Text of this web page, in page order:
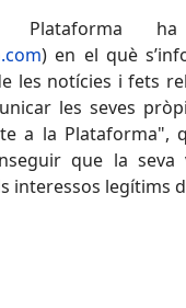
Plataforma
) en el què
les notícies i fets
les seves
a la Plataforma",
que la seva
interessos legítims